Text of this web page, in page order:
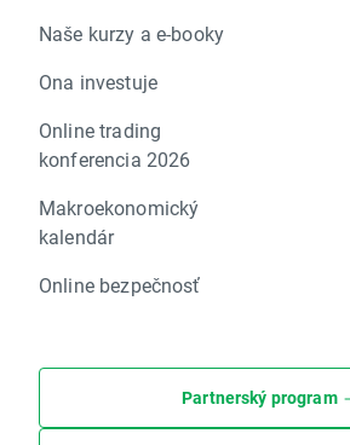
Naše kurzy a e-booky
Ona investuje
Online trading
konferencia 2026
Makroekonomický
kalendár
Online bezpečnosť
Partnerský program